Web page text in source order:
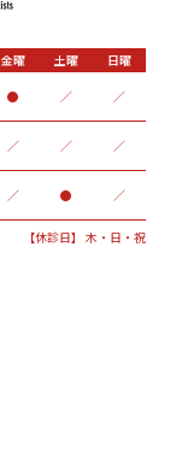
金曜 土曜
日曜
● ／ ／
／ ／ ／
／ ● ／
【休診日】 木・日・祝